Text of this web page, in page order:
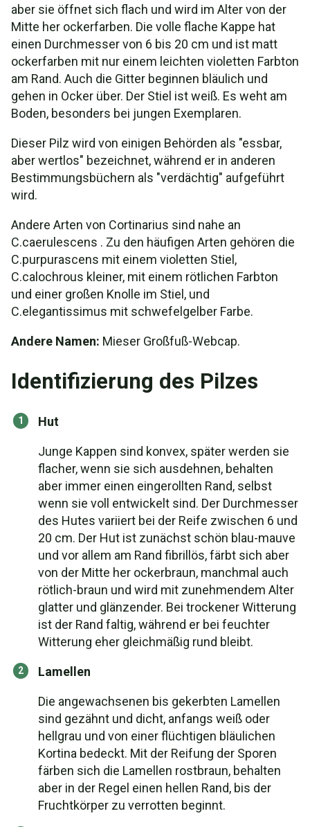
aber sie öffnet sich flach und wird im Alter von der
Mitte her ockerfarben. Die volle flache Kappe hat
einen Durchmesser von 6 bis 20 cm und ist matt
ockerfarben mit nur einem leichten violetten Farbton
am Rand. Auch die Gitter beginnen bläulich und
gehen in Ocker über. Der Stiel ist weiß. Es weht am
Boden, besonders bei jungen Exemplaren.
Dieser Pilz wird von einigen Behörden als "essbar,
aber wertlos" bezeichnet, während er in anderen
Bestimmungsbüchern als "verdächtig" aufgeführt
wird.
Andere Arten von Cortinarius sind nahe an
C.caerulescens . Zu den häufigen Arten gehören die
C.purpurascens mit einem violetten Stiel,
C.calochrous kleiner, mit einem rötlichen Farbton
und einer großen Knolle im Stiel, und
C.elegantissimus mit schwefelgelber Farbe.
Andere Namen: Mieser Großfuß-Webcap.
Identifizierung des Pilzes
Hut
Junge Kappen sind konvex, später werden sie
flacher, wenn sie sich ausdehnen, behalten
aber immer einen eingerollten Rand, selbst
wenn sie voll entwickelt sind. Der Durchmesser
des Hutes variiert bei der Reife zwischen 6 und
20 cm. Der Hut ist zunächst schön blau-mauve
und vor allem am Rand fibrillös, färbt sich aber
von der Mitte her ockerbraun, manchmal auch
rötlich-braun und wird mit zunehmendem Alter
glatter und glänzender. Bei trockener Witterung
ist der Rand faltig, während er bei feuchter
Witterung eher gleichmäßig rund bleibt.
Lamellen
Die angewachsenen bis gekerbten Lamellen
sind gezähnt und dicht, anfangs weiß oder
hellgrau und von einer flüchtigen bläulichen
Kortina bedeckt. Mit der Reifung der Sporen
färben sich die Lamellen rostbraun, behalten
aber in der Regel einen hellen Rand, bis der
Fruchtkörper zu verrotten beginnt.